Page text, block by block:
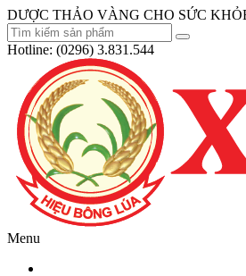
DƯỢC THẢO VÀNG CHO SỨC
Hotline: (0296) 3.831.544
Menu